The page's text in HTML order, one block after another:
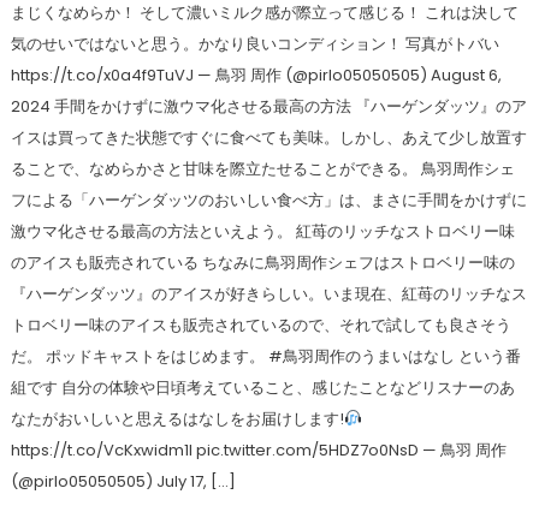
まじくなめらか！ そして濃いミルク感が際立って感じる！ これは決して
気のせいではないと思う。かなり良いコンディション！ 写真がトバい
https://t.co/x0a4f9TuVJ — 鳥羽 周作 (@pirlo05050505) August 6,
2024 手間をかけずに激ウマ化させる最高の方法 『ハーゲンダッツ』のア
イスは買ってきた状態ですぐに食べても美味。しかし、あえて少し放置す
ることで、なめらかさと甘味を際立たせることができる。 鳥羽周作シェ
フによる「ハーゲンダッツのおいしい食べ方」は、まさに手間をかけずに
激ウマ化させる最高の方法といえよう。 紅苺のリッチなストロベリー味
のアイスも販売されている ちなみに鳥羽周作シェフはストロベリー味の
『ハーゲンダッツ』のアイスが好きらしい。いま現在、紅苺のリッチなス
トロベリー味のアイスも販売されているので、それで試しても良さそう
だ。 ポッドキャストをはじめます。 #鳥羽周作のうまいはなし という番
組です 自分の体験や日頃考えていること、感じたことなどリスナーのあ
なたがおいしいと思えるはなしをお届けします!
https://t.co/VcKxwidm1l pic.twitter.com/5HDZ7o0NsD — 鳥羽 周作
(@pirlo05050505) July 17, […]